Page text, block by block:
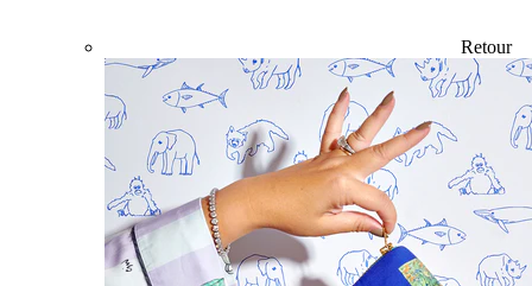
Retour